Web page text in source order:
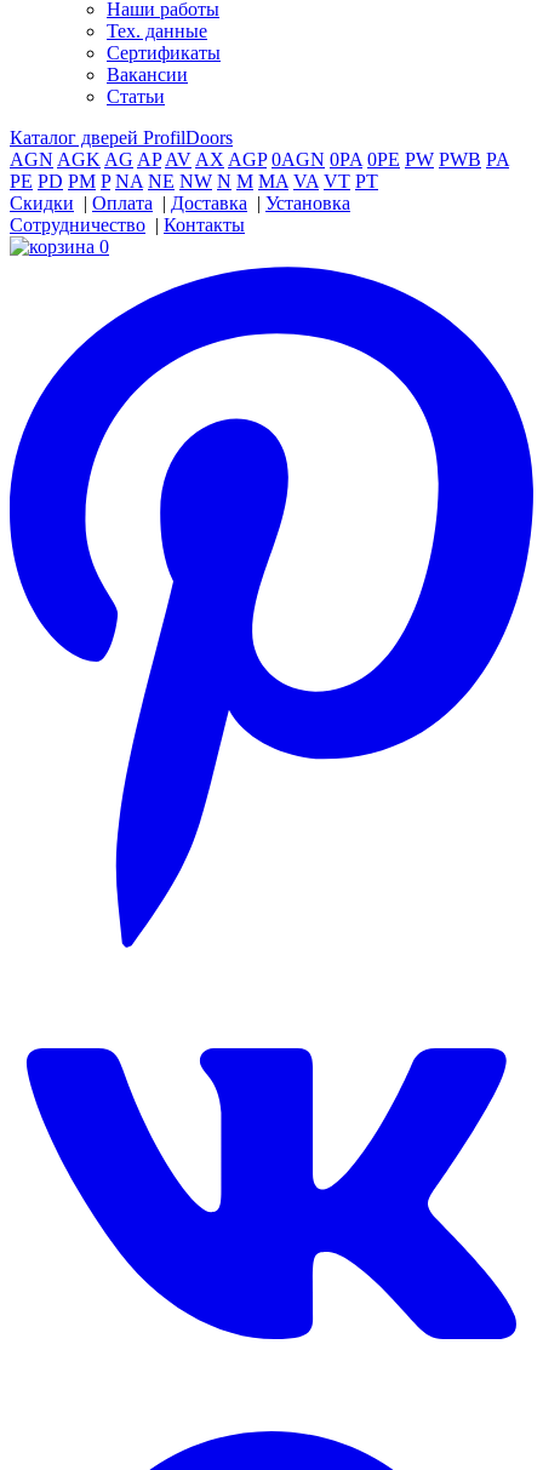
Наши работы
Тех. данные
Сертификаты
Вакансии
Статьи
Каталог дверей ProfilDoors
AGN AGKAG APAVAXAGP 0AGN 0PA 0PE PW PWB PA
PE PD PM P NA NE NW N M MA VA VT PT
Скидки
Оплата Доставка
Установка
Сотрудничество
Контакты
0